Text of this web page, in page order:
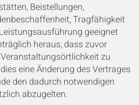
Beistellungen,
Tragfähigkeit
geeignet
heraus, dass zuvor
zu
eine Änderung des Vertrages
den dadurch notwendigen
abzugelten.